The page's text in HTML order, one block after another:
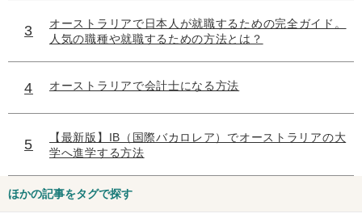
オーストラリアで日本人が就職するための完全ガイド。
人気の職種や就職するための方法とは？
オーストラリアで会計士になる方法
【最新版】IB（国際バカロレア）でオーストラリアの大
学へ進学する方法
ほかの記事をタグで探す